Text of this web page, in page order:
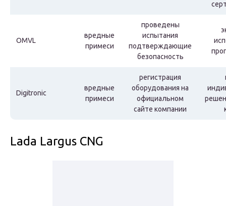
OMVL
вредные
примеси
проведены
испытания
подтверждающие
безопасность
Digitronic
вредные
примеси
регистрация
оборудования на
официальном
сайте компании
Lada Largus CNG